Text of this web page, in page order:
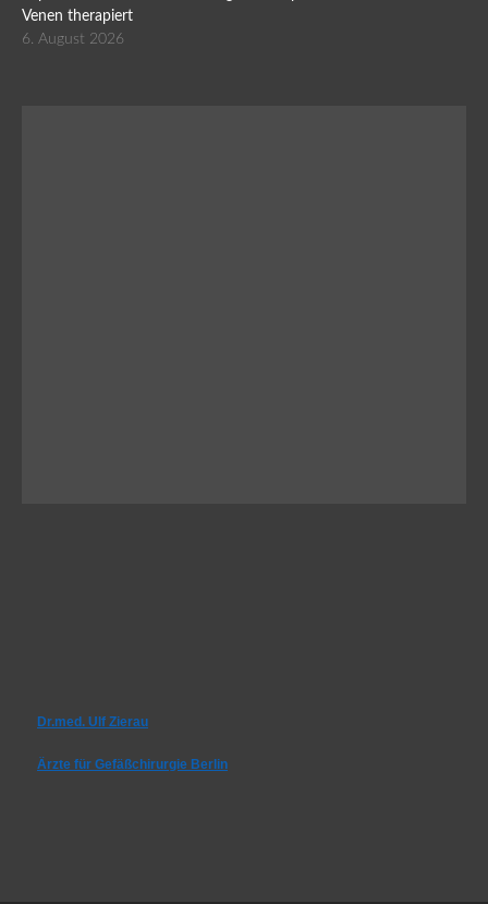
Venen therapiert
6. August 2026
Dr.med. Ulf Zierau
Ärzte für Gefäßchirurgie Berlin